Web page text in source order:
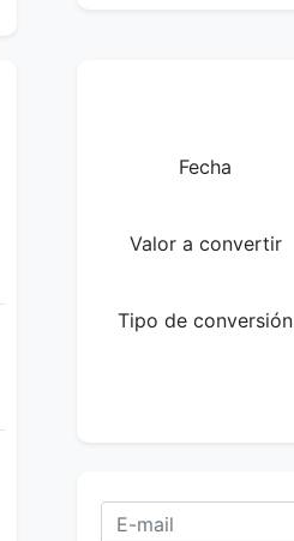
Fecha
Valor a convertir
Tipo de conversión